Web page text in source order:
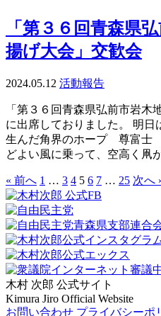
「第３６回青森県
揚げ大会」交歓会
2024.05.12 活動報告
「第３６回青森県弘前市岩
に出席しておりました。 明
生んだ角界のホープ 尊富士
どよい風に乗って、空高く凧
« 前へ 1 … 3 4 5 6 7 … 25 次へ
木村 次郎 公式サイト
Kimura Jiro Official Website
お問い合わせ プライバシーポ